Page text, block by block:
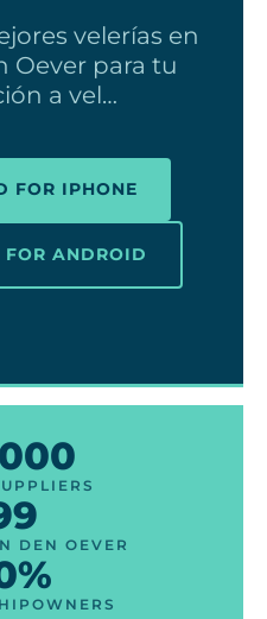
velerías en
Oever para tu
a vel…
FOR IPHONE
FOR ANDROID
DEN OEVER